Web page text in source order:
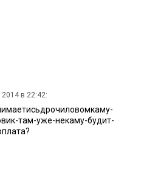
в 22:42:
там-уже-некаму-будит-